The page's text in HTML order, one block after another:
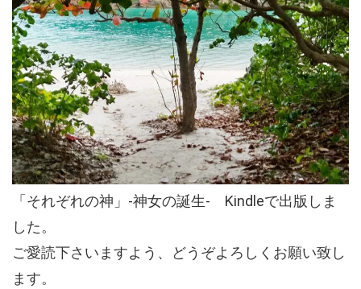
「それぞれの神」-神女の誕生- Kindleで出版しま
した。
ご愛読下さいますよう、どうぞよろしくお願い致し
ます。